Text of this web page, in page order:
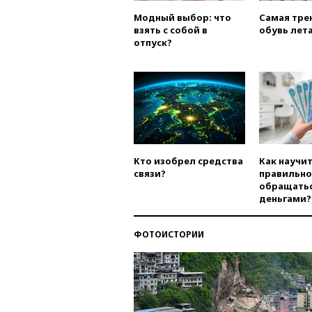
Модный выбор: что
взять с собой в
отпуск?
Самая
обувь
Кто изобрел средства
связи?
Как
правильно
деньгами?
ФОТОИСТОРИИ